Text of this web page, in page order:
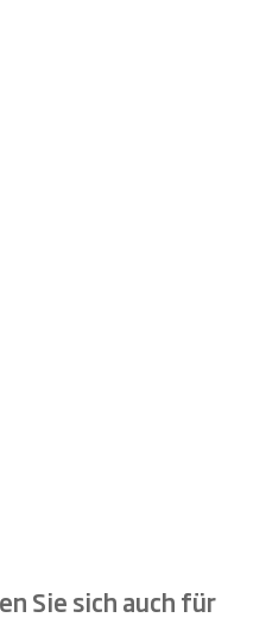
Sie sich auch für